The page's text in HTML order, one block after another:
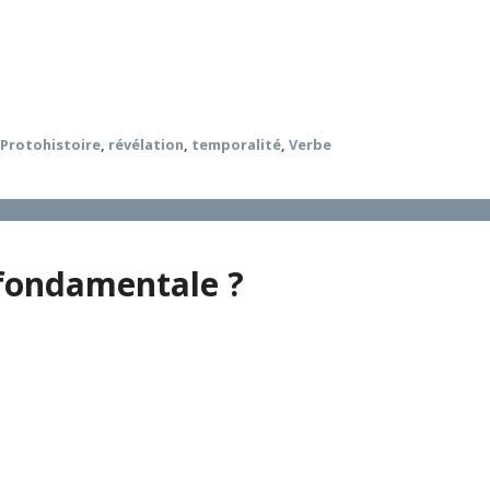
Protohistoire, révélation, temporalité,Verbe
?